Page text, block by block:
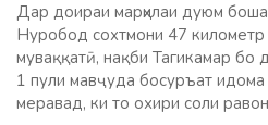
Дар доираи марҳилаи дуюм
Нуробод сохтмони 47 километр
муваққатӣ, нақби Тагикамар бо
1 пули мавҷуда босуръат
меравад, ки то охири соли